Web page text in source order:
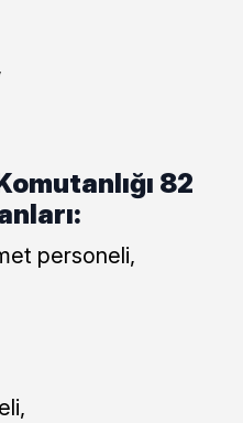
82
personeli,